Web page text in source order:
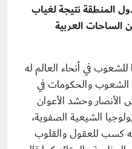
المنطقة نتيجة لغياب
الساحات العربية
في أنحاء العالم له
الشعوب والحكومات في
الأنصار وحشد الأعوان
الشيعية الصفوية،
كسب للعقول والقلوب